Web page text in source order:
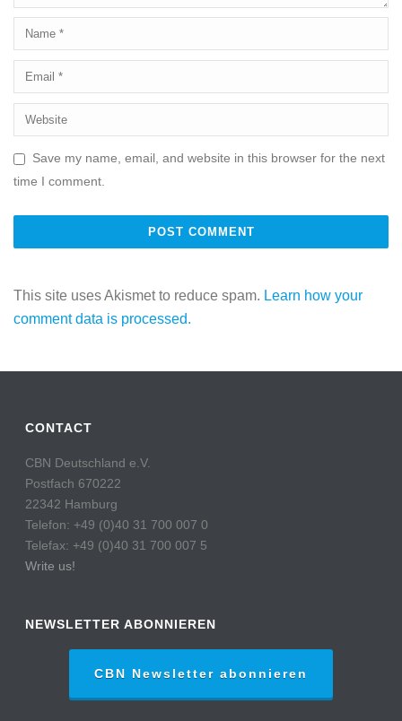
Save my name, email, and website in this browser for the next
time I comment.
This site uses Akismet to reduce spam. Learn how your
comment data is processed.
CONTACT
CBN Deutschland e.V.
Postfach 670222
22342 Hamburg
Telefon: +49 (0)40 31 700 007 0
Telefax: +49 (0)40 31 700 007 5
Write us!
NEWSLETTER ABONNIEREN
CBN Newsletter abonnieren